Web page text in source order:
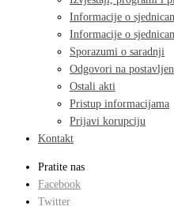
Informacije o
Informacije o
Sporazumi o saradnji
Odgovori na
Ostali akti
Pristup informacijama
Prijavi korupciju
Kontakt
Pratite nas
Facebook
Twitter